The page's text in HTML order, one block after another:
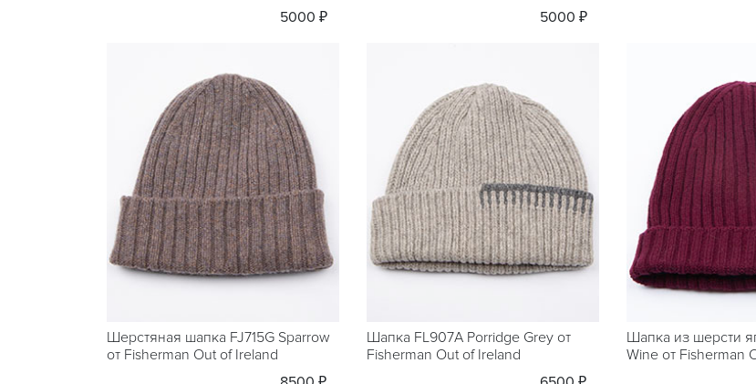
5000 ₽
5000 ₽
Шерстяная шапка FJ715G Sparrow
от Fisherman Out of Ireland
Шапка FL907A Porridge Grey от
Fisherman Out of Ireland
Шапка из шерсти
Wine от Fisherman